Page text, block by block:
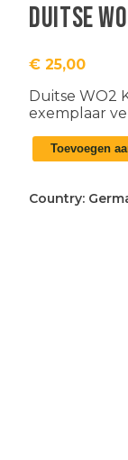
Duitse
€ 25,00
Duitse WO2
exemplaar
Duitse
WO2
aantal
Toevoegen
Country: